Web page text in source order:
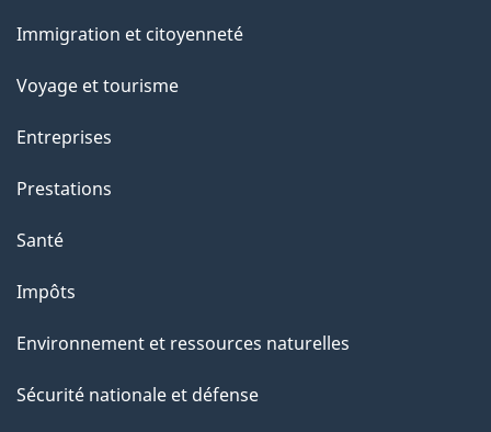
sujets
Immigration et citoyenneté
Voyage et tourisme
Entreprises
Prestations
Santé
Impôts
Environnement et ressources naturelles
Sécurité nationale et défense